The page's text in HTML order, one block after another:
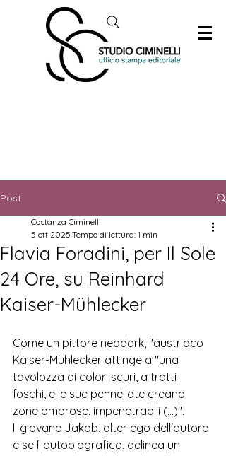
Post
Flavia Foradini, per Il Sole
24 Ore, su Reinhard
Kaiser-Mühlecker
Costanza Ciminelli
5 ott 2025 Tempo di lettura: 1 min
Come un pittore neodark, l'austriaco
Kaiser-Mühlecker attinge a "una
tavolozza di colori scuri, a tratti
foschi, e le sue pennellate creano
zone ombrose, impenetrabili (...)".
Il giovane Jakob, alter ego dell'autore
e self autobiografico, delinea un